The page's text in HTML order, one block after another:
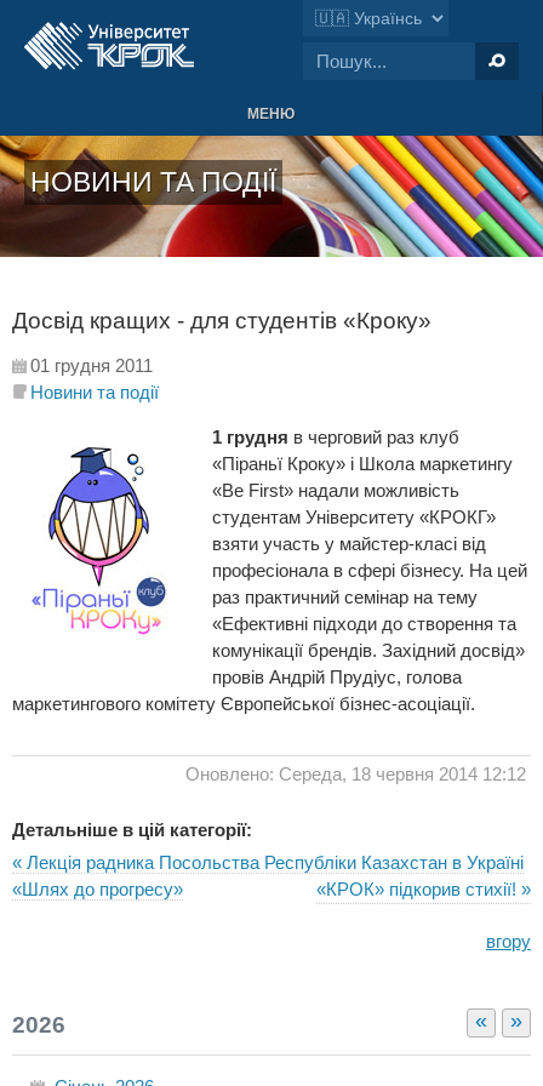
МЕНЮ
НОВИНИ ТА ПОДІЇ
Досвід кращих - для студентів «Кроку»
01 грудня 2011
Новини та події
1 грудня в черговий раз клуб
«Піраньї Кроку» і Школа маркетингу
«Be First» надали можливість
студентам Університету «КРОКГ»
взяти участь у майстер-класі від
професіонала в сфері бізнесу. На цей
раз практичний семінар на тему
«Ефективні підходи до створення та
комунікації брендів. Західний досвід»
провів Андрій Прудіус, голова
маркетингового комітету Європейської бізнес-асоціації.
Оновлено: Середа, 18 червня 2014 12:12
Детальніше в цій категорії:
« Лекція радника Посольства Республіки Казахстан в Україні
«Шлях до прогресу»
«КРОК» підкорив стихії! »
вгору
« »
2026